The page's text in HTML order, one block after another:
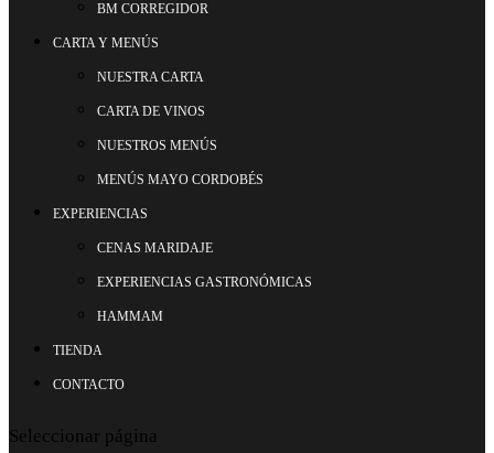
BM CORREGIDOR
CARTA Y MENÚS
NUESTRA CARTA
CARTA DE VINOS
NUESTROS MENÚS
MENÚS MAYO CORDOBÉS
EXPERIENCIAS
CENAS MARIDAJE
EXPERIENCIAS GASTRONÓMICAS
HAMMAM
TIENDA
CONTACTO
Seleccionar página